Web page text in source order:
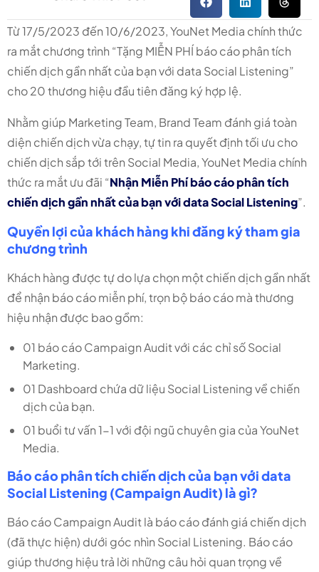
Từ 17/5/2023 đến 10/6/2023, YouNet Media chính thức
ra mắt chương trình “Tặng MIỄN PHÍ báo cáo phân tích
chiến dịch gần nhất của bạn với data Social Listening”
cho 20 thương hiệu đầu tiên đăng ký hợp lệ.
Nhằm giúp Marketing Team, Brand Team đánh giá toàn
diện chiến dịch vừa chạy, tự tin ra quyết định tối ưu cho
chiến dịch sắp tới trên Social Media, YouNet Media chính
thức ra mắt ưu đãi “Nhận Miễn Phí báo cáo phân tích
chiến dịch gần nhất của bạn với data Social Listening”.
Quyền lợi của khách hàng khi đăng ký tham gia
chương trình
Khách hàng được tự do lựa chọn một chiến dịch gần nhất
để nhận báo cáo miễn phí, trọn bộ báo cáo mà thương
hiệu nhận được bao gồm:
01 báo cáo Campaign Audit với các chỉ số Social
Marketing.
01 Dashboard chứa dữ liệu Social Listening về chiến
dịch của bạn.
01 buổi tư vấn 1-1 với đội ngũ chuyên gia của YouNet
Media.
Báo cáo phân tích chiến dịch của bạn với data
Social Listening (Campaign Audit) là gì?
Báo cáo Campaign Audit là báo cáo đánh giá chiến dịch
(đã thực hiện) dưới góc nhìn Social Listening. Báo cáo
giúp thương hiệu trả lời những câu hỏi quan trọng về